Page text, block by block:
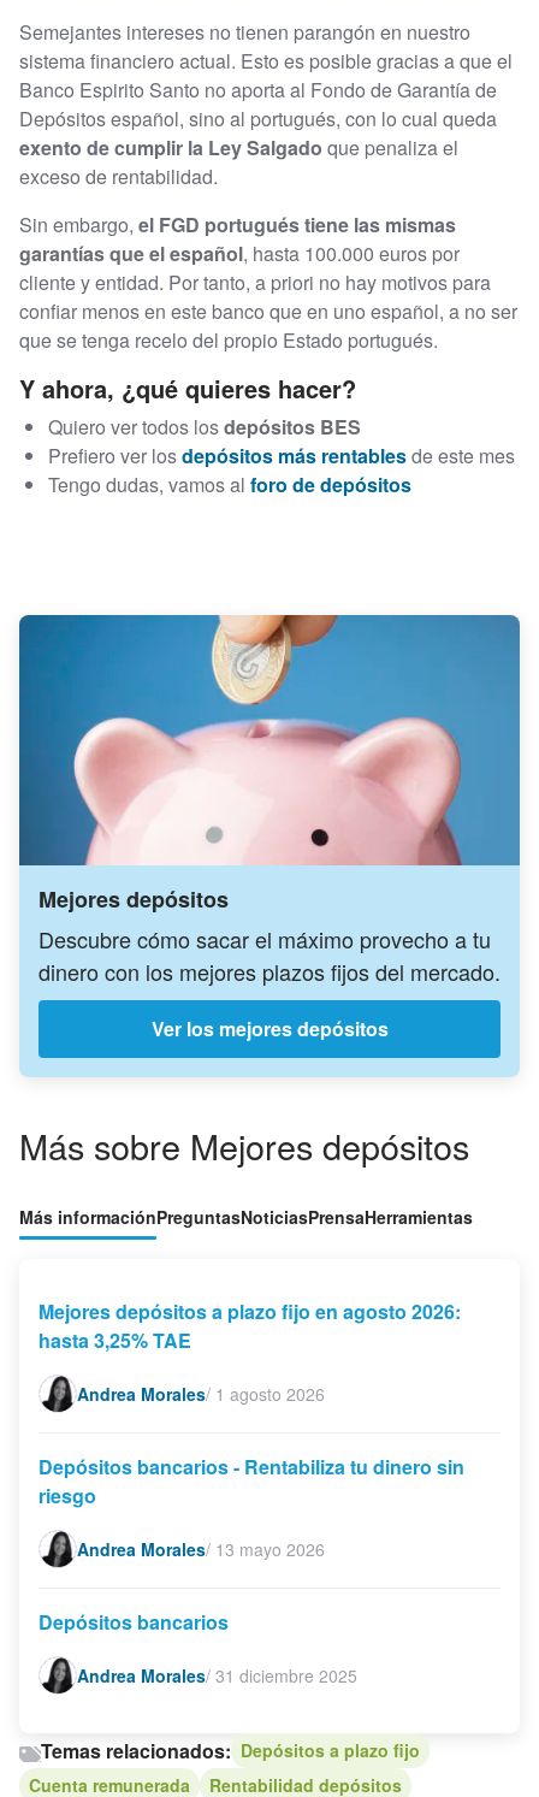
Semejantes intereses no tienen parangón en nuestro
sistema financiero actual. Esto es posible gracias a que el
Banco Espirito Santo no aporta al Fondo de Garantía de
Depósitos español, sino al portugués, con lo cual queda
exento de cumplir la Ley Salgado que penaliza el
exceso de rentabilidad.
Sin embargo, el FGD portugués tiene las mismas
garantías que el español, hasta 100.000 euros por
cliente y entidad. Por tanto, a priori no hay motivos para
confiar menos en este banco que en uno español, a no ser
que se tenga recelo del propio Estado portugués.
Y ahora, ¿qué quieres hacer?
Quiero ver todos losdepósitos BES
Prefiero ver losdepósitos más rentablesde este mes
Tengo dudas, vamos al foro de depósitos
Mejores depósitos
Descubre cómo sacar el máximo provecho a tu
dinero con los mejores plazos fijos del mercado.
Ver los mejores depósitos
Más sobre Mejores depósitos
Más informaciónPreguntasNoticiasPrensaHerramientas
Mejores depósitos a plazo fijo en agosto 2026:
hasta 3,25% TAE
Andrea Morales/ 1 agosto 2026
Depósitos bancarios - Rentabiliza tu dinero sin
riesgo
Andrea Morales/ 13 mayo 2026
Depósitos bancarios
Andrea Morales/ 31 diciembre 2025
Temas relacionados: Depósitos a plazo fijo
Cuenta remunerada
Rentabilidad depósitos